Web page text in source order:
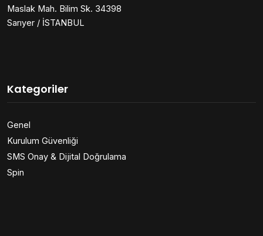
Maslak Mah. Bilim Sk. 34398
Sarıyer / İSTANBUL
Kategoriler
Genel
Kurulum Güvenliği
SMS Onay & Dijital Doğrulama
Spin